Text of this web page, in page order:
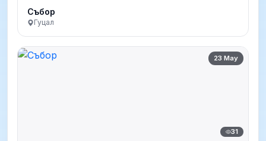
Събор
Гуцал
23 May
31